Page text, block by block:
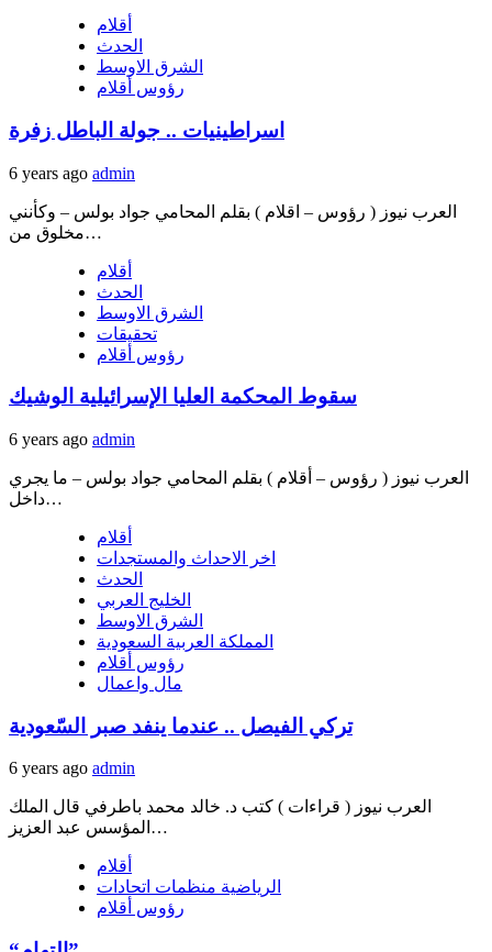
أقلام
الحدث
الشرق الاوسط
رؤوس أقلام
اسراطينيات .. جولة الباطل زفرة
6 years ago admin
العرب نيوز ( رؤوس – اقلام ) بقلم المحامي جواد بولس – وكأنني
مخلوق من…
أقلام
الحدث
الشرق الاوسط
تحقيقات
رؤوس أقلام
سقوط المحكمة العليا الإسرائيلية الوشيك
6 years ago admin
العرب نيوز ( رؤوس – أقلام ) بقلم المحامي جواد بولس – ما يجري
داخل…
أقلام
اخر الاحداث والمستجدات
الحدث
الخليج العربي
الشرق الاوسط
المملكة العربية السعودية
رؤوس أقلام
مال واعمال
تركي الفيصل .. عندما ينفد صبر السّعودية
6 years ago admin
العرب نيوز ( قراءات ) كتب د. خالد محمد باطرفي قال الملك
المؤسس عبد العزيز…
أقلام
الرياضية منظمات اتحادات
رؤوس أقلام